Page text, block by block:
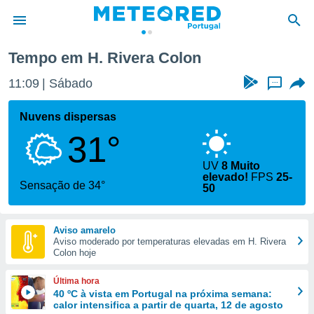
da
foi
fornecidas
a este
das
e
forma
digital
Tempo em H. Rivera Colon
11:09 Sábado ...
Nuvens dispersas
31°
Sensação de 34°
UV8 Muito
elevado! FPS25-
50
Aviso amarelo
Aviso moderado por temperaturas elevadas em H. Rivera
Colon hoje
Última hora
40 ºC à vista em Portugal na próxima semana:
calor intensifica a partir de quarta, 12 de agosto